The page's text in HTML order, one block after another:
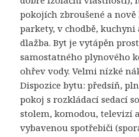
pokojích zbroušené a
parkety, v chodbě,
dlažba. Byt je vytápěn
samostatného plynového
ohřev vody. Velmi nízké
Dispozice bytu: předsíň,
pokoj s rozkládací sedací
stolem, komodou, televizí
vybavenou spotřebiči